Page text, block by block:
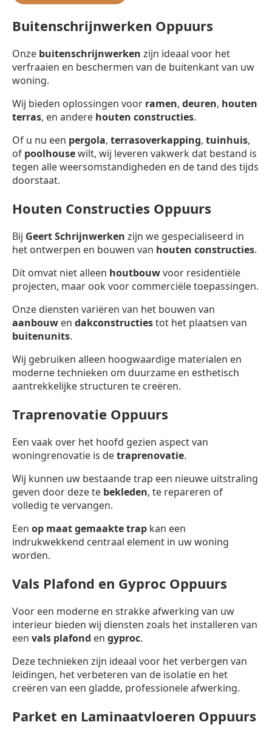
Buitenschrijnwerken Oppuurs
Onze buitenschrijnwerken zijn ideaal voor het
verfraaien en beschermen van de buitenkant van uw
woning.
Wij bieden oplossingen voor ramen, deuren, houten
terras, en andere houten constructies.
Of u nu een pergola, terrasoverkapping, tuinhuis,
of poolhousewilt, wij leveren vakwerk dat bestand is
tegen alle weersomstandigheden en de tand des tijds
doorstaat.
Houten Constructies Oppuurs
Bij Geert Schrijnwerken zijn we gespecialiseerd in
het ontwerpen en bouwen van houten constructies.
Dit omvat niet alleen houtbouwvoor residentiële
projecten, maar ook voor commerciële toepassingen.
Onze diensten variëren van het bouwen van
aanbouw en dakconstructiestot het plaatsen van
buitenunits.
Wij gebruiken alleen hoogwaardige materialen en
moderne technieken om duurzame en esthetisch
aantrekkelijke structuren te creëren.
Traprenovatie Oppuurs
Een vaak over het hoofd gezien aspect van
woningrenovatie is detraprenovatie.
Wij kunnen uw bestaande trap een nieuwe uitstraling
geven door deze te bekleden, te repareren of
volledig te vervangen.
Een op maat gemaakte trap kan een
indrukwekkend centraal element in uw woning
worden.
Vals Plafond en Gyproc Oppuurs
Voor een moderne en strakke afwerking van uw
interieur bieden wij diensten zoals het installeren van
een vals plafond en gyproc.
Deze technieken zijn ideaal voor het verbergen van
leidingen, het verbeteren van de isolatie en het
creëren van een gladde, professionele afwerking.
Parket en Laminaatvloeren Oppuurs